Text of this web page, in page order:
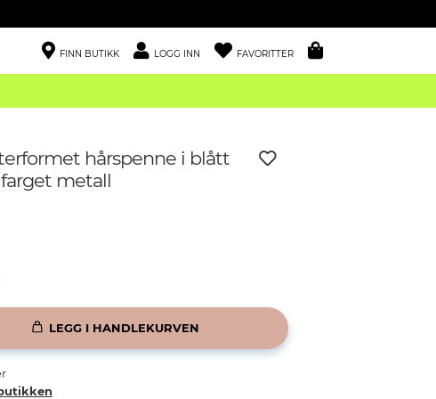
FINN BUTIKK LOGG INN FAVORITTER
hårspenne i blått
metall
LEGG I HANDLEKURVEN